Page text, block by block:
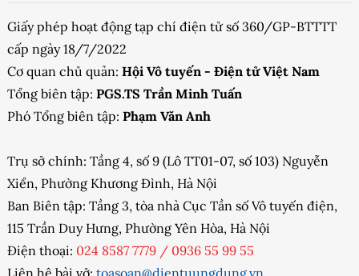
Giấy phép hoạt động tạp chí điện tử số 360/GP-BTTTT
cấp ngày 18/7/2022
Cơ quan chủ quản: Hội Vô tuyến - Điện tử Việt Nam
Tổng biên tập: PGS.TS Trần Minh Tuấn
Phó Tổng biên tập: Phạm Văn Anh
Trụ sở chính: Tầng 4, số 9 (Lô TT01-07, số 103) Nguyễn
Xiển, Phường Khương Đình, Hà Nội
Ban Biên tập: Tầng 3, tòa nhà Cục Tần số Vô tuyến điện,
115 Trần Duy Hưng, Phường Yên Hòa, Hà Nội
Điện thoại: 024 8587 7779 / 0936 55 99 55
Liên hệ bài vở: toasoan@dientuungdung.vn